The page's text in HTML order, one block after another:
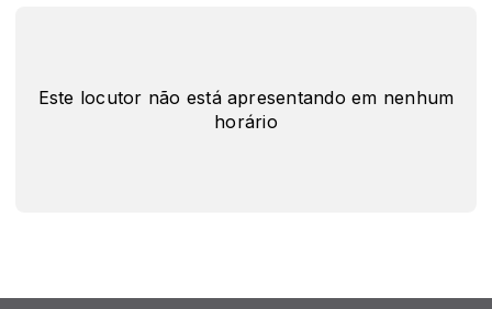
Este locutor não está apresentando em nenhum
horário